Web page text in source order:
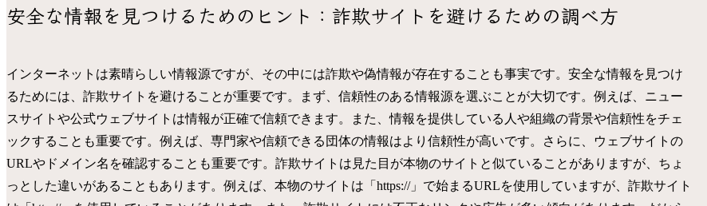
安全な情報を見つけるためのヒント：詐欺サイトを避けるための調べ方
インターネットは素晴らしい情報源ですが、その中には詐欺や偽情報が存在することも事実です。安全な情報を見つけ
るためには、詐欺サイトを避けることが重要です。まず、信頼性のある情報源を選ぶことが大切です。例えば、ニュー
スサイトや公式ウェブサイトは情報が正確で信頼できます。また、情報を提供している人や組織の背景や信頼性をチェ
ックすることも重要です。例えば、専門家や信頼できる団体の情報はより信頼性が高いです。さらに、ウェブサイトの
URLやドメイン名を確認することも重要です。詐欺サイトは見た目が本物のサイトと似ていることがありますが、ちょ
っとした違いがあることもあります。例えば、本物のサイトは「https://」で始まるURLを使用していますが、詐欺サイト